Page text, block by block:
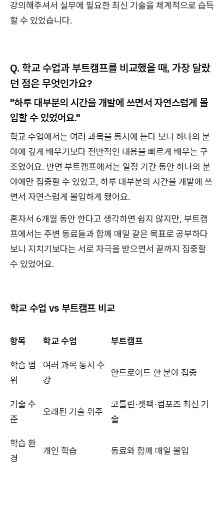
강의해주셔서 실무에 필요한 최신 기술을 체계적으로 습득
할 수 있었습니다.
Q. 학교 수업과 부트캠프를 비교했을 때, 가장 달랐
던 점은 무엇인가요?
"하루 대부분의 시간을 개발에 쓰면서 자연스럽게 몰
입할 수 있었어요."
학교 수업에서는 여러 과목을 동시에 듣다 보니 하나의 분
야에 깊게 배우기보다 전반적인 내용을 빠르게 배우는 구
조였어요. 반면 부트캠프에서는 일정 기간 동안 하나의 분
야에만 집중할 수 있었고, 하루 대부분의 시간을 개발에 쓰
면서 자연스럽게 몰입하게 됐어요.
혼자서 6개월 동안 한다고 생각하면 쉽지 않지만, 부트캠
프에서는 주변 동료들과 함께 매일 같은 목표로 공부하다
보니 지치기보다는 서로 자극을 받으면서 끝까지 집중할
수 있었어요.
학교 수업 vs 부트캠프 비교
항목 학교 수업 부트캠프
학습 범
위
여러 과목 동시 수
강
안드로이드 한 분야 집중
기술 수
준
오래된 기술 위주
코틀린·젯팩·컴포즈 최신 기
술
학습 환
경
개인 학습 동료와 함께 매일 몰입